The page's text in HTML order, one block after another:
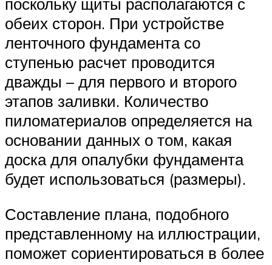
обеих сторон. При устройстве
ленточного фундамента со
ступенью расчет проводится
дважды – для первого и второго
этапов заливки. Количество
пиломатериалов определяется на
основании данных о том, какая
доска для опалубки фундамента
будет использоваться (размеры).
Составление плана, подобного
представленному на иллюстрации,
поможет сориентироваться в более